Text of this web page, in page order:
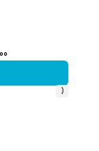
جهت اطلاعات
‹